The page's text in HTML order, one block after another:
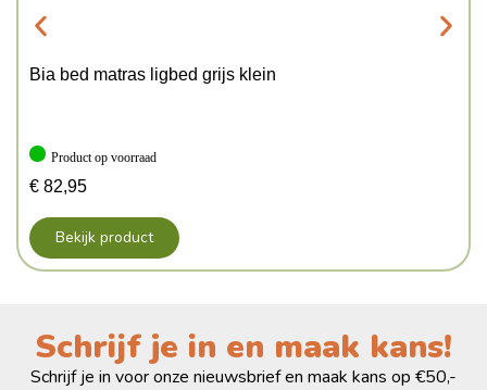
Bia bed matras ligbed grijs klein
Product op voorraad
€ 82,95
Bekijk product
Schrijf je in en maak kans!
Schrijf je in voor onze nieuwsbrief en maak kans op €50,-